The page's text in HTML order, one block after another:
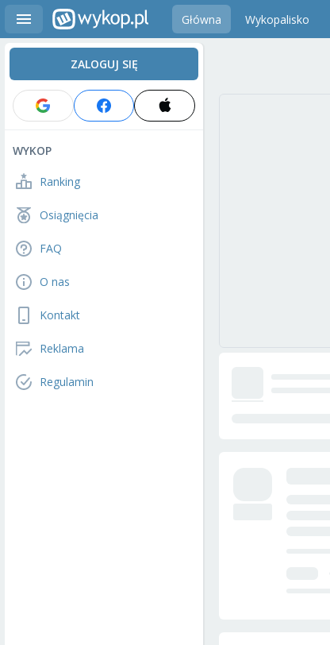
Główna Wykopalisko
ZALOGUJ SIĘ
WYKOP
Ranking
Osiągnięcia
FAQ
O nas
Kontakt
Reklama
Regulamin